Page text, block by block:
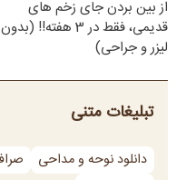
از بین بردن جای زخم های
قدیمی، فقط در 3 هفته!! (بدون
لیزر و جراحی)
تبلیغات متنی
دانلود نوحه و مداحی